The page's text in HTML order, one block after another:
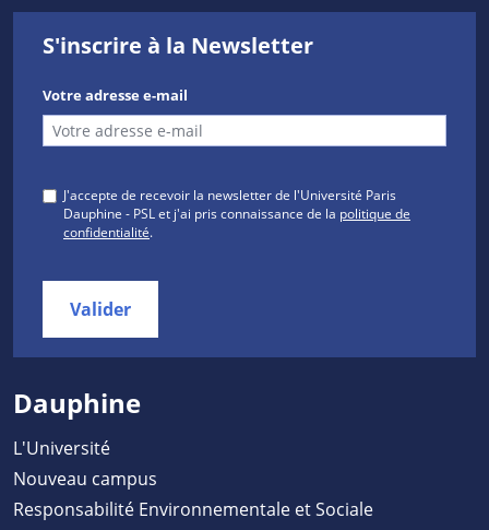
S'inscrire à la Newsletter
Votre adresse e-mail
J'accepte de recevoir la newsletter de l'Université Paris
Dauphine - PSL et j'ai pris connaissance de la politique de
confidentialité.
Valider
Dauphine
L'Université
Nouveau campus
Responsabilité Environnementale et Sociale